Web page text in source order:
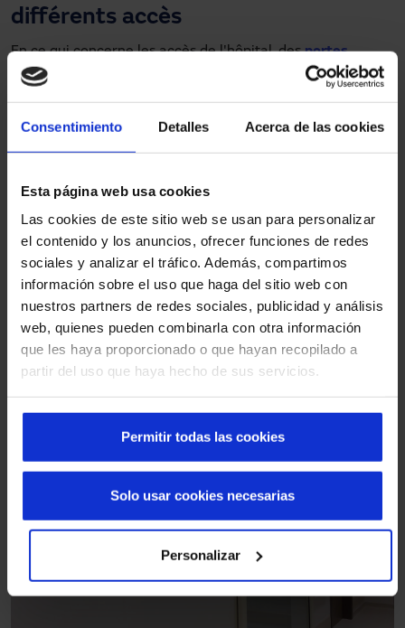
Consentimiento Detalles Acerca de las cookies
Esta página web usa cookies
Las cookies de este sitio web se usan para personalizar
el contenido y los anuncios, ofrecer funciones de redes
sociales y analizar el tráfico. Además, compartimos
información sobre el uso que haga del sitio web con
nuestros partners de redes sociales, publicidad y análisis
web, quienes pueden combinarla con otra información
que les haya proporcionado o que hayan recopilado a
partir del uso que haya hecho de sus servicios.
Permitir todas las cookies
Personalizar
Solo usar cookies necesarias
différents accès
En ce qui concerne les accès de l'hôpital, desportes
automatiques
ont été installées dans plusieurs zones clés,
patients qui arrivent à l'hôpital. D'autre part, l'accès au
parking est équipé deportes battantes automatiques, qui
permettent d' entrer rapidementdans l'hôpital.